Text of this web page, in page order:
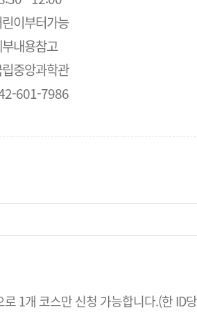
이부터가능
내용참고
중앙과학관
601-7986
1개 코스만 신청 가능합니다.(한 ID